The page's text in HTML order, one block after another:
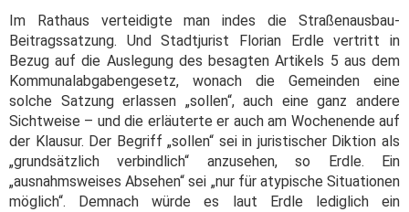
Im Rathaus verteidigte man indes die Straßenausbau-
Beitragssatzung. Und Stadtjurist Florian Erdle vertritt in
Bezug auf die Auslegung des besagten Artikels 5 aus dem
Kommunalabgabengesetz, wonach die Gemeinden eine
solche Satzung erlassen „sollen“, auch eine ganz andere
Sichtweise – und die erläuterte er auch am Wochenende auf
der Klausur. Der Begriff „sollen“ sei in juristischer Diktion als
„grundsätzlich verbindlich“ anzusehen, so Erdle. Ein
„ausnahmsweises Absehen“ sei „nur für atypische Situationen
möglich“. Demnach würde es laut Erdle lediglich ein